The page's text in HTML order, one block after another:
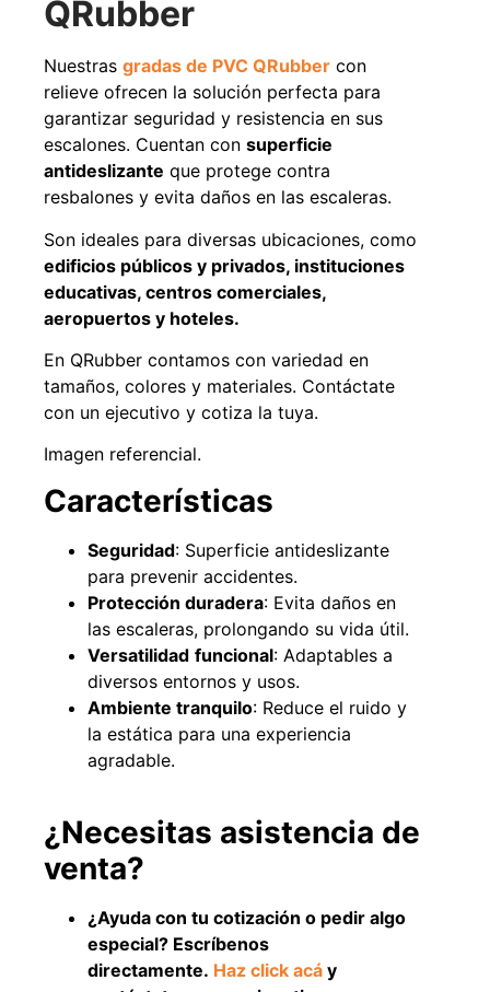
QRubber
Nuestras gradas de PVC QRubber con
relieve ofrecen la solución perfecta para
garantizar seguridad y resistencia en sus
escalones. Cuentan con superficie
antideslizante que protege contra
resbalones y evita daños en las escaleras.
Son ideales para diversas ubicaciones, como
edificios públicos y privados, instituciones
educativas, centros comerciales,
aeropuertos y hoteles.
En QRubber contamos con variedad en
tamaños, colores y materiales. Contáctate
con un ejecutivo y cotiza la tuya.
Imagen referencial.
Características
Seguridad: Superficie antideslizante
para prevenir accidentes.
Protección duradera: Evita daños en
las escaleras, prolongando su vida útil.
Versatilidad funcional: Adaptables a
diversos entornos y usos.
Ambiente tranquilo: Reduce el ruido y
la estática para una experiencia
agradable.
¿Necesitas asistencia de
venta?
¿Ayuda con tu cotización o pedir algo
especial? Escríbenos
directamente. Haz click acá y
Agregar al carrito
Importado USA: Paradise
densidad 42mm Rollo
4,57*15,24mts
$1.427.544
ajustable Capacidad 1tn Lev.
2,5mts
$1.875.535
49%
Importado USA: Summer
densidad 35mm Rollo
4,57*30,48mts
$2.002.243
$ 1.021.490
Leer más
hypalon sin tela 3 MPA
1.192.666 $930.490